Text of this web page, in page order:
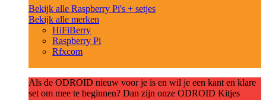
Bekijk alle Raspberry Pi's + setjes
Bekijk alle merken
HiFiBerry
Raspberry Pi
Rfxcom
Als de ODROID nieuw voor je is en wil je een kant en klare
set om mee te beginnen? Dan zijn onze ODROID Kitjes